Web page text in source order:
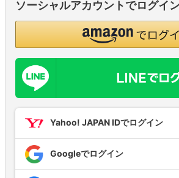
ソーシャルアカウントでログイ
Yahoo! JAPAN IDでログイン
Googleでログイン